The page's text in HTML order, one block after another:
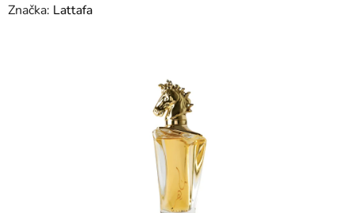
hodnocení
Značka: Lattafa